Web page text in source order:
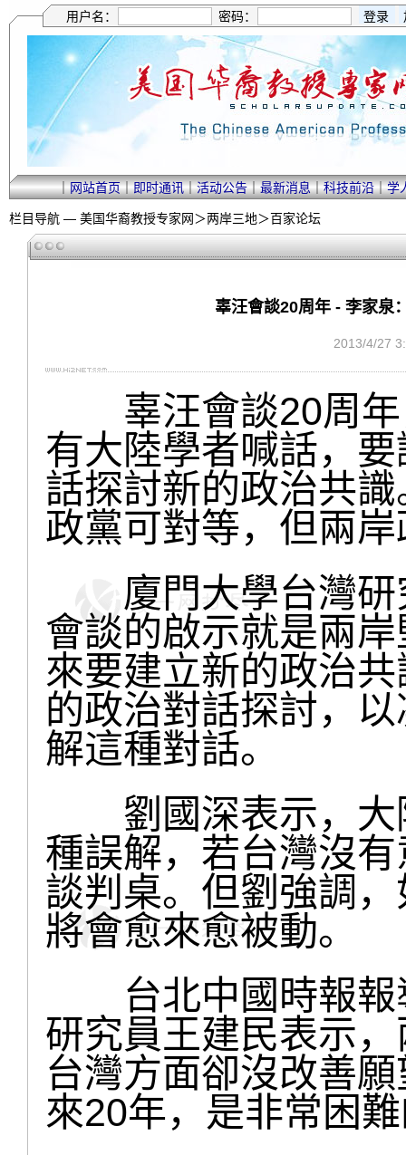
用户名： 密码：
｜网站首页｜即时通讯｜活动公告｜最新消息｜科技前沿｜学
栏目导航 — 美国华裔教授专家网＞两岸三地＞百家论坛
辜汪會談20周年 - 李家泉
2013/4/27
辜汪會談20周年
有大陸學者喊話，
話探討新的政治共
政黨可對等，但兩
廈門大學台灣研
會談的啟示就是兩
來要建立新的政治
的政治對話探討，
解這種對話。
劉國深表示，大
種誤解，若台灣沒
談判桌。但劉強調
將會愈來愈被動。
台北中國時報報
研究員王建民表示
台灣方面卻沒改善
來20年，是非常困